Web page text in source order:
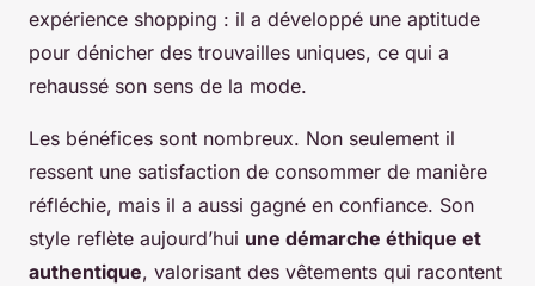
expérience shopping : il a développé une aptitude
pour dénicher des trouvailles uniques, ce qui a
rehaussé son sens de la mode.
Les bénéfices sont nombreux. Non seulement il
ressent une satisfaction de consommer de manière
réfléchie, mais il a aussi gagné en confiance. Son
style reflète aujourd’hui une démarche éthique et
authentique, valorisant des vêtements qui racontent